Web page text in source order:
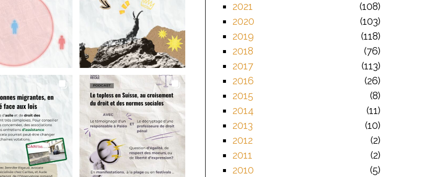
2021
108
2020
103
2019
118
2018
76
2017
113
2016
26
2015
8
2014
11
2013
10
2012
2
2011
2
2010
5